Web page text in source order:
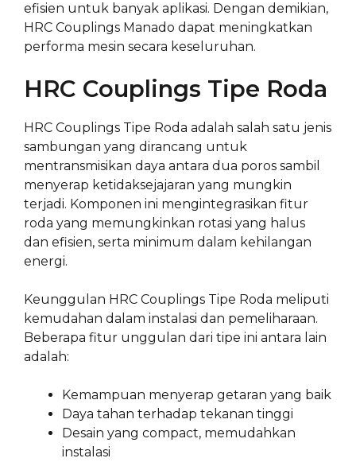
efisien untuk banyak aplikasi. Dengan demikian,
HRC Couplings Manado dapat meningkatkan
performa mesin secara keseluruhan.
HRC Couplings Tipe Roda
HRC Couplings Tipe Roda adalah salah satu jenis
sambungan yang dirancang untuk
mentransmisikan daya antara dua poros sambil
menyerap ketidaksejajaran yang mungkin
terjadi. Komponen ini mengintegrasikan fitur
roda yang memungkinkan rotasi yang halus
dan efisien, serta minimum dalam kehilangan
energi.
Keunggulan HRC Couplings Tipe Roda meliputi
kemudahan dalam instalasi dan pemeliharaan.
Beberapa fitur unggulan dari tipe ini antara lain
adalah:
Kemampuan menyerap getaran yang baik
Daya tahan terhadap tekanan tinggi
Desain yang compact, memudahkan
instalasi